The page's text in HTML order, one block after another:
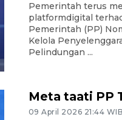
Pemerintah terus
platformdigital
Pemerintah (PP)
Kelola
Pelindungan ...
Meta taati PP
09 April 2026 21:44 WIB